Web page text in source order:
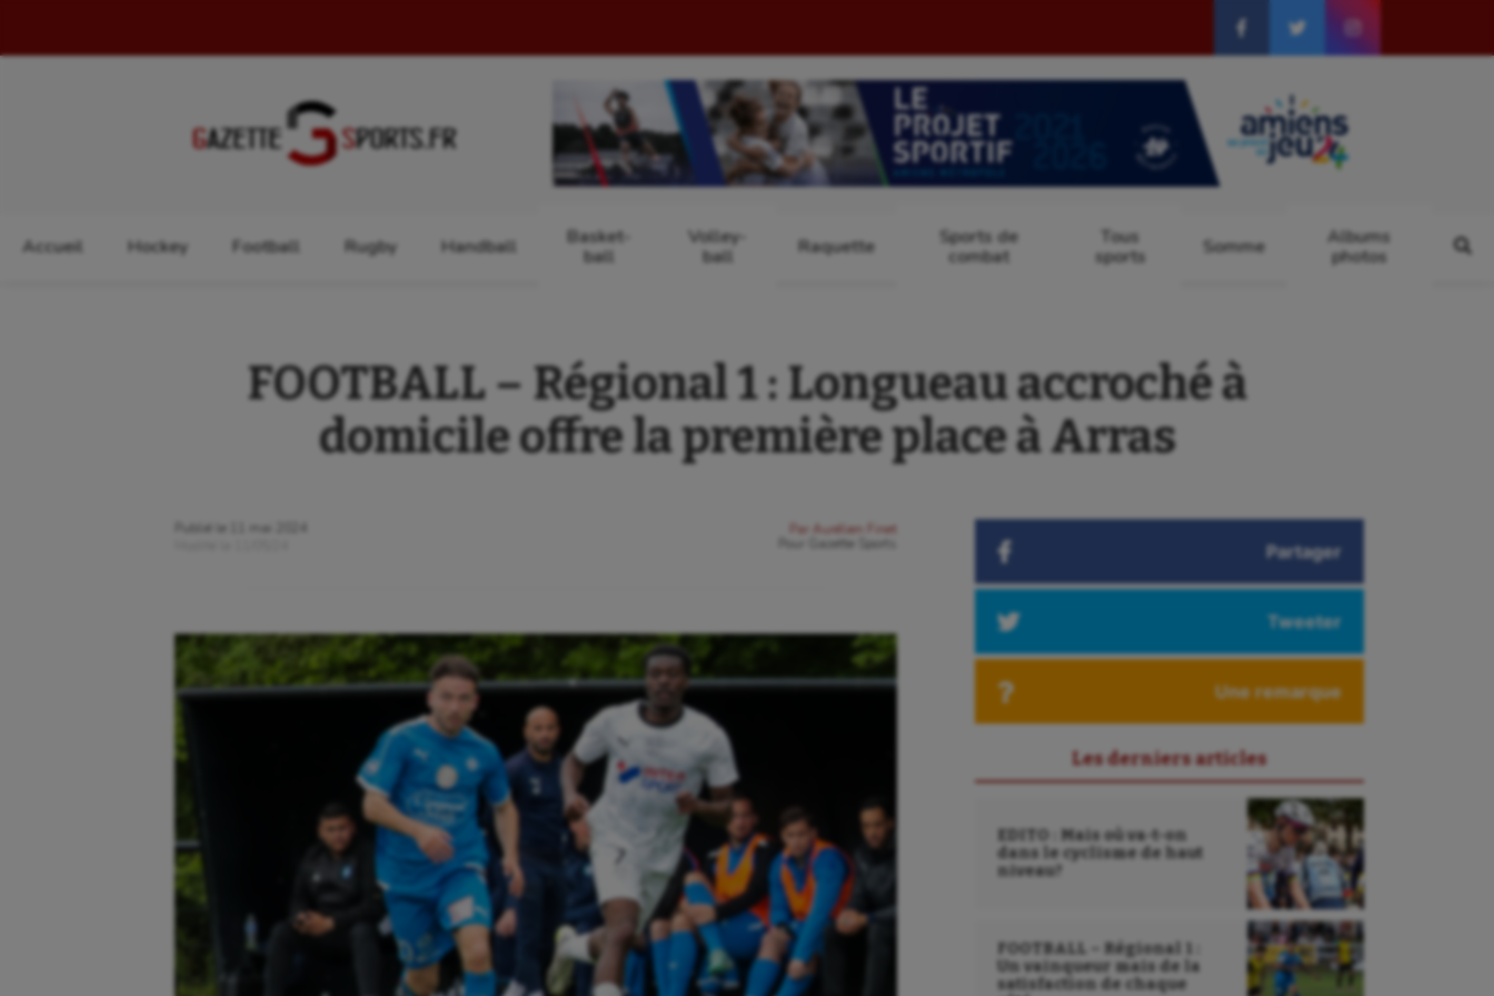
Accueil Hockey Football Rugby Handball
Basket-
ball
Volley-
ball
Raquette
Sports de
combat
Tous
sports
Somme
Albums
photos
FOOTBALL – Régional 1 : Longueau accroché à
domicile offre la première place à Arras
Publié le
11 mai 2024
Par
Aurélien Finet
Gazette Sports Partager
Tweeter
Une remarque
Les derniers articles
EDITO : Mais où va-t-on
dans le cyclisme de haut
niveau?
FOOTBALL – Régional 1 :
Un vainqueur mais de la
satisfaction de chaque